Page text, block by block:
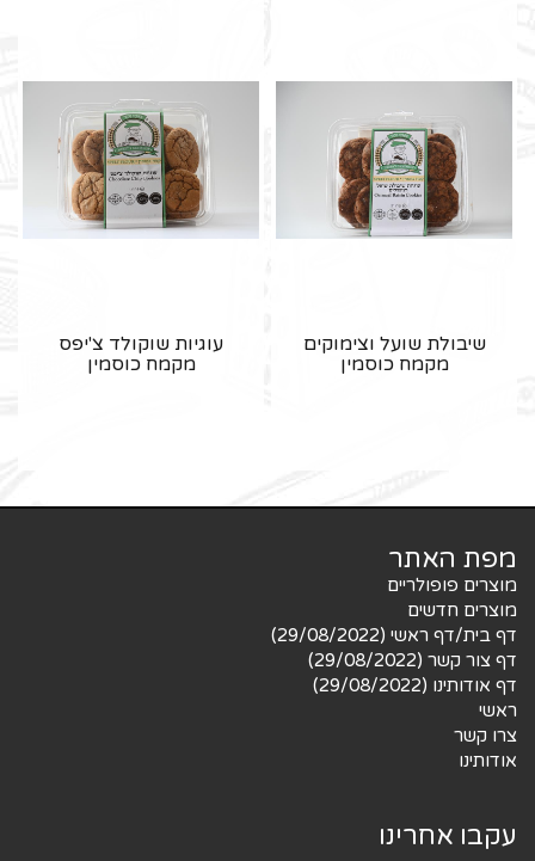
שיבולת שועל וצימוקים
מקמח כוסמין
עוגיות שוקולד צ'יפס
מקמח כוסמין
מפת האתר
מוצרים פופולריים
מוצרים חדשים
דף בית/דף ראשי (29/08/2022)
דף צור קשר (29/08/2022)
דף אודותינו (29/08/2022)
ראשי
צרו קשר
אודותינו
עקבו אחרינו